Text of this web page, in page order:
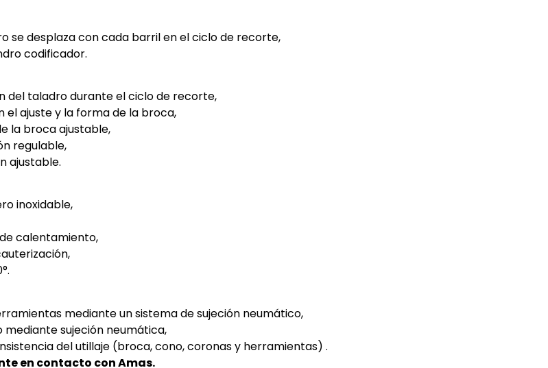
se desplaza con cada barril en el ciclo de recorte,
codificador.
del taladro durante el ciclo de recorte,
el ajuste y la forma de la broca,
la broca ajustable,
regulable,
ajustable.
inoxidable,
calentamiento,
mediante un sistema de sujeción neumático,
sujeción neumática,
del utillaje (broca, cono, coronas y herramientas) .
en contacto con Amas.